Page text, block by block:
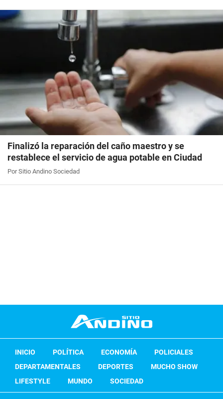
Finalizó la reparación del caño maestro y se
restablece el servicio de agua potable en Ciudad
Por Sitio Andino Sociedad
INICIO POLÍTICA ECONOMÍA
POLICIALES
DEPARTAMENTALES
DEPORTES
MUCHO SHOW
LIFESTYLE
MUNDO SOCIEDAD